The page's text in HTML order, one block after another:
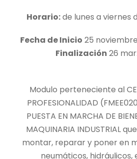
Horario:de lunes a viernes
Fecha de Inicio 25
Finalización 26
Modulo perteneciente al
PROFESIONALIDAD
PUESTA EN MARCHA DE
MAQUINARIA INDUSTRIAL
montar, reparar y poner en
neumáticos, hidráulicos,